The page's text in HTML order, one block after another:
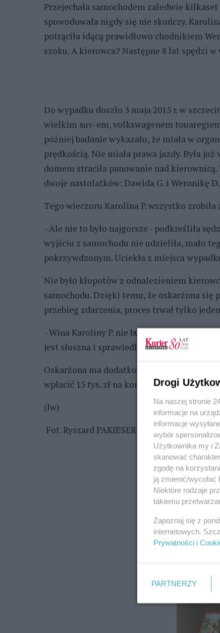
Przejechała samochodem zaledwie
spowodowała nigdy się nie skończy.
potrąciła idącą prawidłowo chodnikiem
szoku. A kierowca? Następne 8 lat spędzi
Do wypadku doszło 3 maja 2015 r. w
wielkim suv-em, volkswagenem
później badanie wykazało, że miała w
prędkością. Nie miała prawa jazdy. Była
domem straciła panowanie nad
dwoje nastolatków: Dawida G. i Weronikę
Tego wieczoru Karolina P. wszystko zrobiła
- Ale nie to było najgorsze - podkreśliła
wyjściu z samochodu nie udzieliła, mało
pokrzywdzonym. Uciekła z miejsca
Nie było kłopotów z odnalezieniem
samochodu. Dzięki temu, że oskarżona się
przebieg zdarzenia, proces trwał tylko
- Wina Karoliny P. nie budzi wątpliwości -
jest słuszna i sprawiedliwa.
Oskarżona ma dodatkowo zakaz
wpłacić 15 tys. zł na konto funduszu na
(lw)
Fot. Ryszard PAKIESER
Drogi
Na naszej stronie
informacje na
informacje
wybór
Użytkownika my i
skanować
zgodę na
ją zmienić/wycofać
Niektóre rodzaje
takiemu
Zapoznaj się z
internetowych.
Prywatności i
PARTNERZY